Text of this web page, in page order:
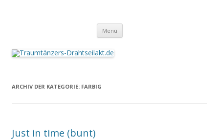
Menü Springe
Inhalt
ARCHIV DER KATEGORIE: FARBIG
Just in time (bunt)